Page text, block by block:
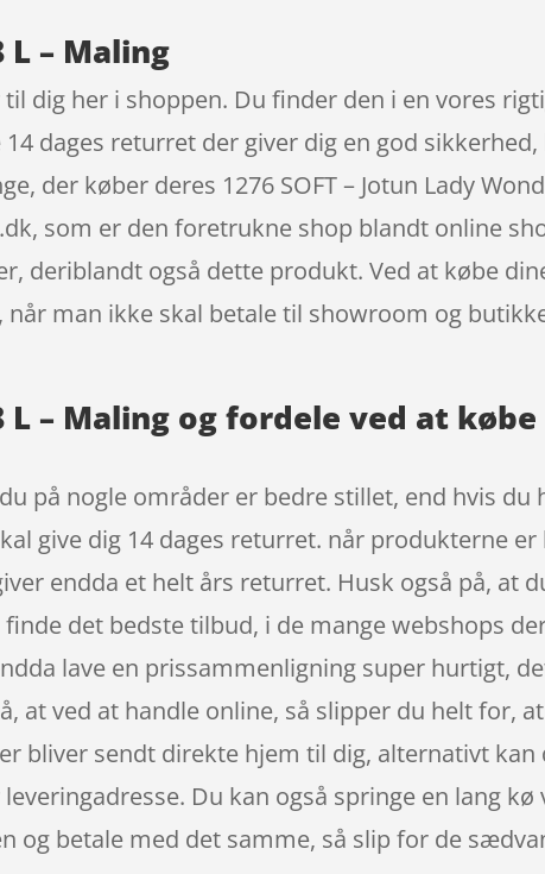
L – Maling
til dig her i shoppen. Du finder den i en vores
dages returret der giver dig en god sikkerhed,
der køber deres 1276 SOFT – Jotun Lady
som er den foretrukne shop blandt online
deriblandt også dette produkt. Ved at købe
man ikke skal betale til showroom og
L – Maling og fordele ved at købe
på nogle områder er bedre stillet, end hvis du
give dig 14 dages returret. når produkterne
endda et helt års returret. Husk også på, at
det bedste tilbud, i de mange webshops
lave en prissammenligning super hurtigt,
at ved at handle online, så slipper du helt for,
bliver sendt direkte hjem til dig, alternativt kan
Du kan også springe en lang kø
og betale med det samme, så slip for de